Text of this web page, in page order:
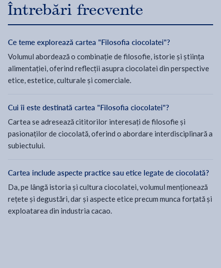
Întrebări frecvente
Ce teme explorează cartea "Filosofia ciocolatei"?
Volumul abordează o combinație de filosofie, istorie și știința
alimentației, oferind reflecții asupra ciocolatei din perspective
etice, estetice, culturale și comerciale.
Cui îi este destinată cartea "Filosofia ciocolatei"?
Cartea se adresează cititorilor interesați de filosofie și
pasionaților de ciocolată, oferind o abordare interdisciplinară a
subiectului.
Cartea include aspecte practice sau etice legate de ciocolată?
Da, pe lângă istoria și cultura ciocolatei, volumul menționează
rețete și degustări, dar și aspecte etice precum munca forțată și
exploatarea din industria cacao.